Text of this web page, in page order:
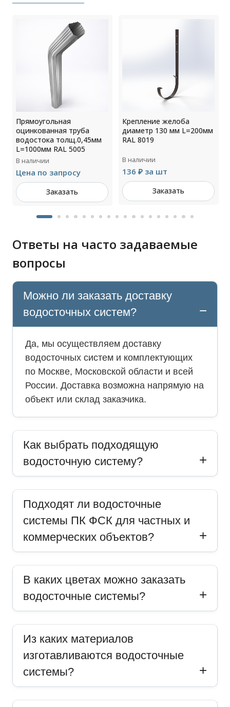
Прямоугольная
оцинкованная труба
водостока толщ.0,45мм
L=1000мм RAL 5005
В наличии
Цена по запросу
Заказать
Крепление желоба
диаметр 130 мм L=200мм
RAL 8019
В наличии
136 ₽ за шт
Заказать
Ответы на часто задаваемые
вопросы
Можно ли заказать доставку
водосточных систем?
Да, мы осуществляем доставку
водосточных систем и комплектующих
по Москве, Московской области и всей
России. Доставка возможна напрямую на
объект или склад заказчика.
Как выбрать подходящую
водосточную систему?
Подходят ли водосточные
системы ПК ФСК для частных и
коммерческих объектов?
В каких цветах можно заказать
водосточные системы?
Из каких материалов
изготавливаются водосточные
системы?